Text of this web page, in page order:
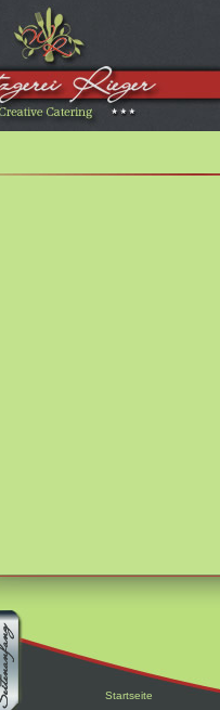
Startseite